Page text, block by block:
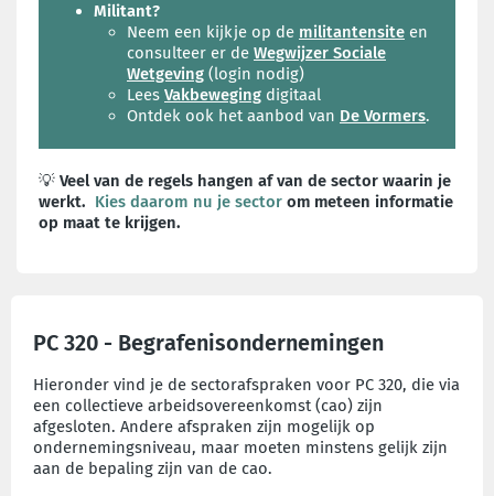
Militant?
Neem een kijkje op de militantensite en
consulteer er de Wegwijzer Sociale
Wetgeving (login nodig)
Lees Vakbeweging digitaal
Ontdek ook het aanbod van De Vormers.
💡 Veel van de regels hangen af van de sector waarin je
werkt. Kies daarom nu je sector om meteen informatie
op maat te krijgen.
PC 320 - Begrafenisondernemingen
Hieronder vind je de sectorafspraken voor PC 320, die via
een collectieve arbeidsovereenkomst (cao) zijn
afgesloten. Andere afspraken zijn mogelijk op
ondernemingsniveau, maar moeten minstens gelijk zijn
aan de bepaling zijn van de cao.